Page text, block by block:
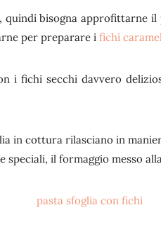
bisogna approfittarne
per preparare i fichi
i fichi secchi davvero
in cottura rilasciano in
il formaggio messo